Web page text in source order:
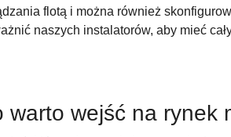
flotą i można również
naszych instalatorów, aby mieć
warto wejść na rynek